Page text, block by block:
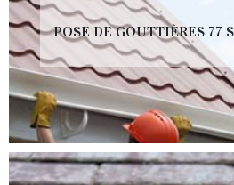
POSE DE GOUTTIÈRES 77